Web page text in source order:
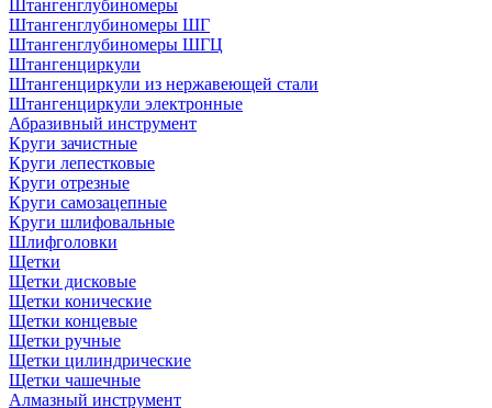
Штангенглубиномеры
Штангенглубиномеры ШГ
Штангенглубиномеры ШГЦ
Штангенциркули
Штангенциркули из нержавеющей стали
Штангенциркули электронные
Абразивный инструмент
Круги зачистные
Круги лепестковые
Круги отрезные
Круги самозацепные
Круги шлифовальные
Шлифголовки
Щетки
Щетки дисковые
Щетки конические
Щетки концевые
Щетки ручные
Щетки цилиндрические
Щетки чашечные
Алмазный инструмент